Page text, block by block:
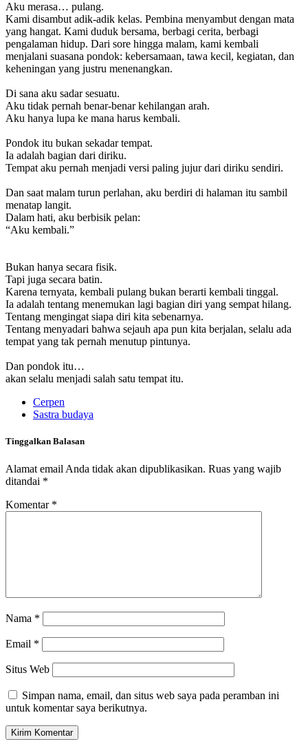
Aku merasa… pulang.
Kami disambut adik-adik kelas. Pembina menyambut dengan mata
yang hangat. Kami duduk bersama, berbagi cerita, berbagi
pengalaman hidup. Dari sore hingga malam, kami kembali
menjalani suasana pondok: kebersamaan, tawa kecil, kegiatan, dan
keheningan yang justru menenangkan.
Di sana aku sadar sesuatu.
Aku tidak pernah benar-benar kehilangan arah.
Aku hanya lupa ke mana harus kembali.
Pondok itu bukan sekadar tempat.
Ia adalah bagian dari diriku.
Tempat aku pernah menjadi versi paling jujur dari diriku sendiri.
Dan saat malam turun perlahan, aku berdiri di halaman itu sambil
menatap langit.
Dalam hati, aku berbisik pelan:
“Aku kembali.”
Bukan hanya secara fisik.
Tapi juga secara batin.
Karena ternyata, kembali pulang bukan berarti kembali tinggal.
Ia adalah tentang menemukan lagi bagian diri yang sempat hilang.
Tentang mengingat siapa diri kita sebenarnya.
Tentang menyadari bahwa sejauh apa pun kita berjalan, selalu ada
tempat yang tak pernah menutup pintunya.
Dan pondok itu…
akan selalu menjadi salah satu tempat itu.
Cerpen
Sastra budaya
Tinggalkan Balasan
Alamat email Anda tidak akan dipublikasikan. Ruas yang wajib
ditandai *
Komentar *
Nama *
Email *
Situs Web
Simpan nama, email, dan situs web saya pada peramban ini
untuk komentar saya berikutnya.